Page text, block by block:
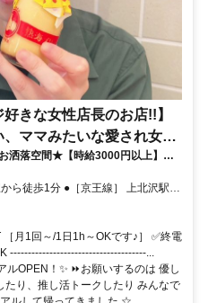
きな女性店長のお店!!】
ママみたいな愛され女性
のお手伝い
洒落空間★【時給3000円以上】⇒
払いOK！面倒なシステム✖で時給
】【履歴書不要】
下高井戸から徒歩10分*
月1回～/1日1h～OKです♪］ ✅終電
--------------------------------------...
ルOPEN！✨ ⏩お願いするのは 優し
たり、推し活トークしたり みんなで